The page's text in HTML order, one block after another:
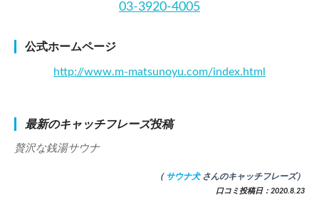
03-3920-4005
公式ホームページ
http://www.m-matsunoyu.com/index.html
最新のキャッチフレーズ投稿
贅沢な銭湯サウナ
（ サウナ犬 さんのキャッチフレーズ）
口コミ投稿日：2020.8.23